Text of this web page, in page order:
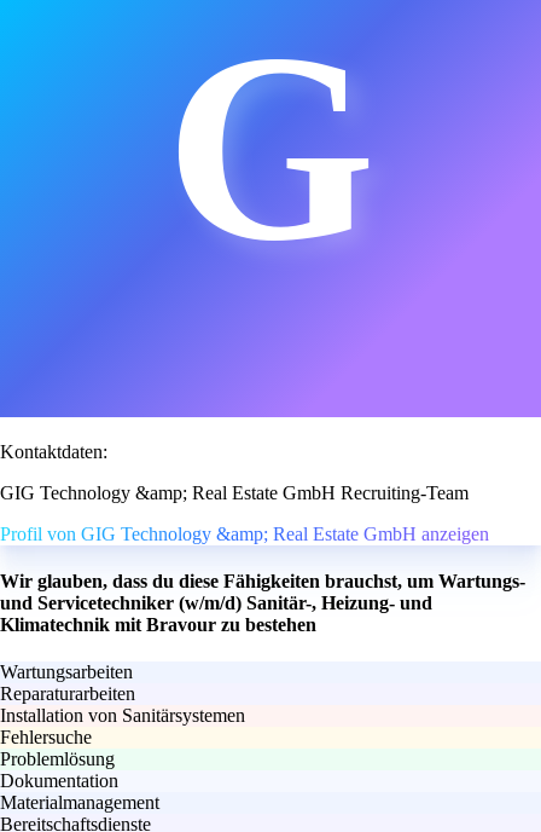
G
Kontaktdaten:
GIG Technology &amp; Real Estate GmbH Recruiting-Team
Profil von GIG Technology &amp; Real Estate GmbH anzeigen
Wir glauben, dass du diese Fähigkeiten brauchst, um Wartungs-
und Servicetechniker (w/m/d) Sanitär-, Heizung- und
Klimatechnik mit Bravour zu bestehen
Wartungsarbeiten
Reparaturarbeiten
Installation von Sanitärsystemen
Fehlersuche
Problemlösung
Dokumentation
Materialmanagement
Bereitschaftsdienste